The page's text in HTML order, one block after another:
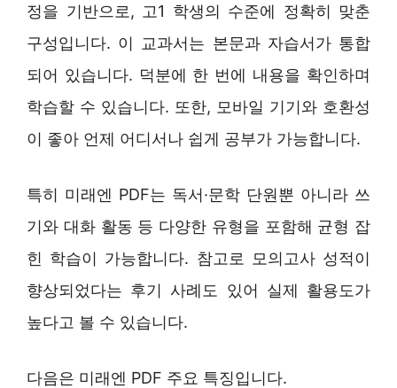
정을 기반으로, 고1 학생의 수준에 정확히 맞춘
구성입니다. 이 교과서는 본문과 자습서가 통합
되어 있습니다. 덕분에 한 번에 내용을 확인하며
학습할 수 있습니다. 또한, 모바일 기기와 호환성
이 좋아 언제 어디서나 쉽게 공부가 가능합니다.
특히 미래엔 PDF는 독서·문학 단원뿐 아니라 쓰
기와 대화 활동 등 다양한 유형을 포함해 균형 잡
힌 학습이 가능합니다. 참고로 모의고사 성적이
향상되었다는 후기 사례도 있어 실제 활용도가
높다고 볼 수 있습니다.
다음은 미래엔 PDF 주요 특징입니다.